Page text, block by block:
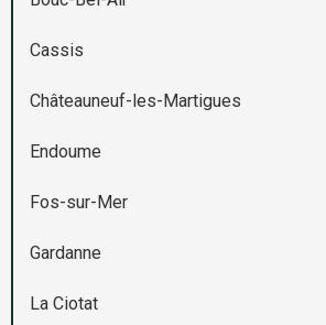
Cassis
Châteauneuf-les-Martigues
Endoume
Fos-sur-Mer
Gardanne
La Ciotat